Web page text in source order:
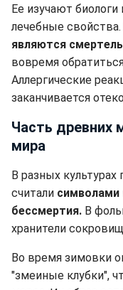
Ее изучают
лечебные
являются
вовремя
Аллергические
заканчивается
Часть древних
мира
В разных
считали символами
бессмертия. В
хранители
Во время зимовки
"змеиные клубки",